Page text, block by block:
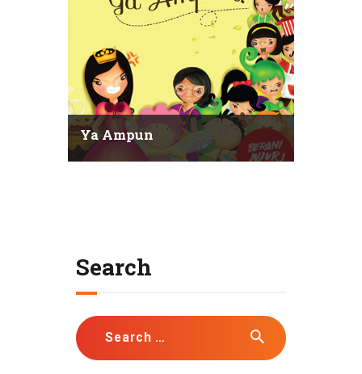
Ya Ampun
Search
Search
for: